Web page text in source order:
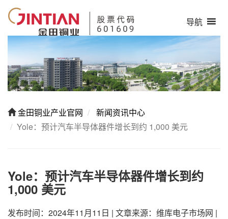
导航
金田铜业产业官网
新闻资讯中心
Yole：预计汽车半导体器件增长到约 1,000 美元
Yole：预计汽车半导体器件增长到约
1,000 美元
发布时间：2024年11月11日 | 文章来源：维库电子市场网 |